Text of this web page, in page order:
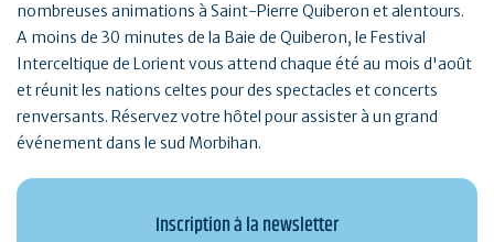
nombreuses animations à Saint-Pierre Quiberon et alentours.
A moins de 30 minutes de la Baie de Quiberon, le Festival
Interceltique de Lorient vous attend chaque été au mois d'août
et réunit les nations celtes pour des spectacles et concerts
renversants. Réservez votre hôtel pour assister à un grand
événement dans le sud Morbihan.
Inscription à la newsletter